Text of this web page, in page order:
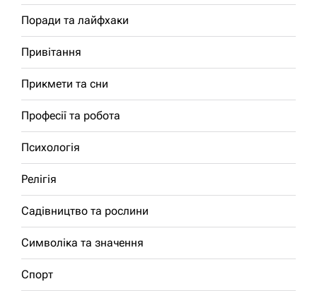
Поради та лайфхаки
Привітання
Прикмети та сни
Професії та робота
Психологія
Релігія
Садівництво та рослини
Символіка та значення
Спорт